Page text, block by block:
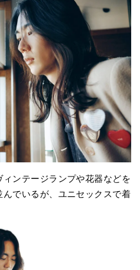
ンテージランプや花器などを
でいるが、ユニセックスで着